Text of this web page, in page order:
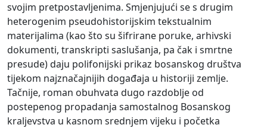
svojim pretpostavljenima. Smjenjujući se s drugim
heterogenim pseudohistorijskim tekstualnim
materijalima (kao što su šifrirane poruke, arhivski
dokumenti, transkripti saslušanja, pa čak i smrtne
presude) daju polifonijski prikaz bosanskog društva
tijekom najznačajnijih događaja u historiji zemlje.
Tačnije, roman obuhvata dugo razdoblje od
postepenog propadanja samostalnog Bosanskog
kraljevstva u kasnom srednjem vijeku i početka